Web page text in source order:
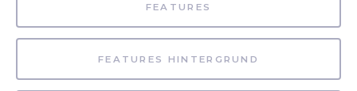
FEATURES
FEATURES HINTERGRUND